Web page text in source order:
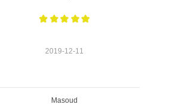
2019-12-11
Masoud